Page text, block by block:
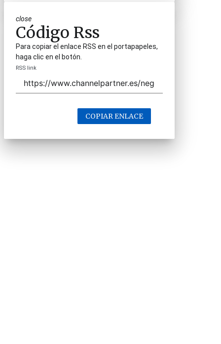
close
Código Rss
Para copiar el enlace RSS en el portapapeles,
haga clic en el botón.
RSS link
COPIAR ENLACE